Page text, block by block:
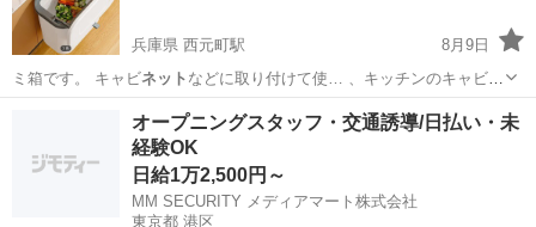
兵庫県 西元町駅
8月9日
ミ箱です。 キャビネット などに取り付けて使… 、キッチンのキャビネ
ットに引っ掛けて使用し…
西元町駅 掃除用具 個人的
オープニングスタッフ・交通誘導/日払い・未
経験OK
日給1万2,500円～
MM SECURITY メディアマート株式会社
東京都 港区